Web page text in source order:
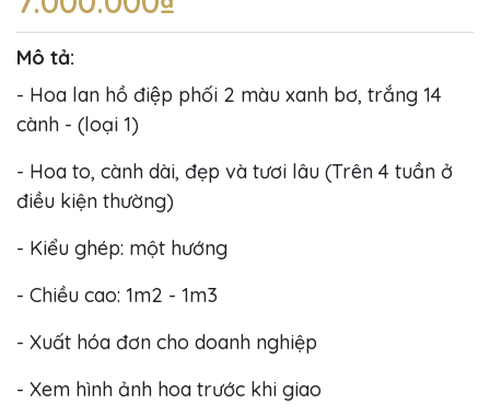
Mô tả:
- Hoa lan hồ điệp phối 2 màu xanh bơ, trắng 14
cành - (loại 1)
- Hoa to, cành dài, đẹp và tươi lâu (Trên 4 tuần ở
điều kiện thường)
- Kiểu ghép: một hướng
- Chiều cao: 1m2 - 1m3
- Xuất hóa đơn cho doanh nghiệp
- Xem hình ảnh hoa trước khi giao